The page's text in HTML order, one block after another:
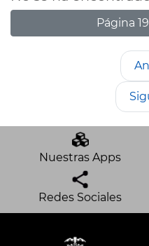
Página
Nuestras Apps
Redes Sociales